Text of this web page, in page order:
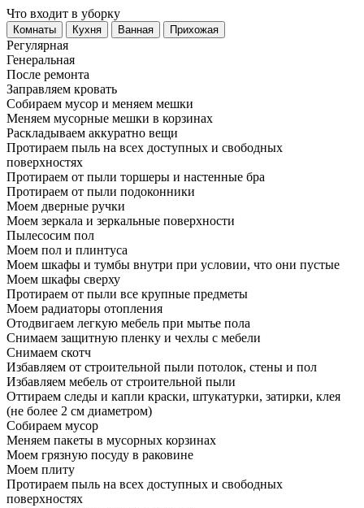
Что входит в уборку
Регу­лярная
Гене­ральная
После ремонта
Заправляем кровать
Собираем мусор и меняем мешки
Меняем мусорные мешки в корзинах
Раскладываем аккуратно вещи
Протираем пыль на всех доступных и свободных
поверхностях
Протираем от пыли торшеры и настенные бра
Протираем от пыли подоконники
Моем дверные ручки
Моем зеркала и зеркальные поверхности
Пылесосим пол
Моем пол и плинтуса
Моем шкафы и тумбы внутри при условии, что они пустые
Моем шкафы сверху
Протираем от пыли все крупные предметы
Моем радиаторы отопления
Отодвигаем легкую мебель при мытье пола
Снимаем защитную пленку и чехлы с мебели
Снимаем скотч
Избавляем от строительной пыли потолок, стены и пол
Избавляем мебель от строительной пыли
Оттираем следы и капли краски, штукатурки, затирки, клея
(не более 2 см диаметром)
Собираем мусор
Меняем пакеты в мусорных корзинах
Моем грязную посуду в раковине
Моем плиту
Протираем пыль на всех доступных и свободных
поверхностях